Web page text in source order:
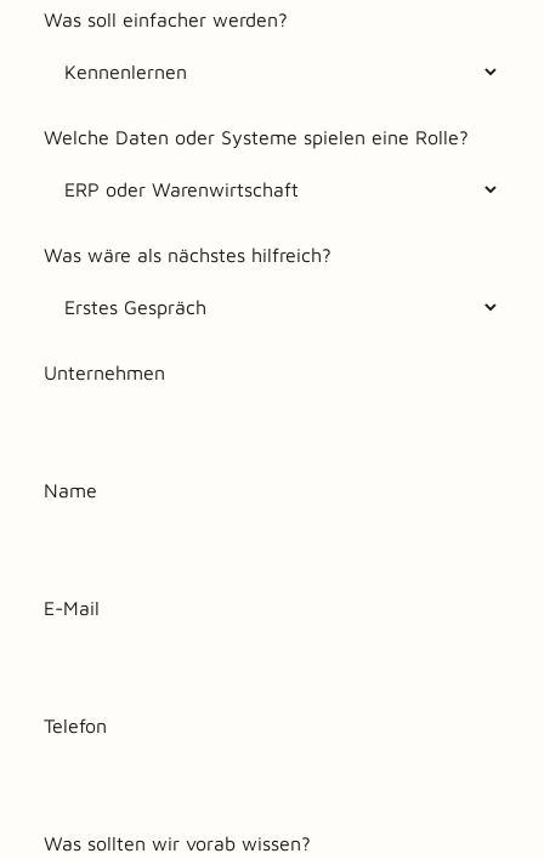
Was soll einfacher werden?
Welche Daten oder Systeme spielen eine Rolle?
Was wäre als nächstes hilfreich?
Unternehmen
Name
E-Mail
Telefon
Was sollten wir vorab wissen?